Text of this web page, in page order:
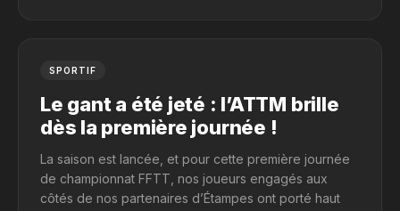
SPORTIF
Le gant a été jeté : l’ATTM brille
dès la première journée !
La saison est lancée, et pour cette première journée
de championnat FFTT, nos joueurs engagés aux
côtés de nos partenaires d’Étampes ont porté haut